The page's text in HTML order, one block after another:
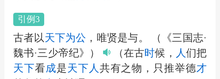
引例3
古者以天下为公 ，唯贤是与。
（《三国志·
魏书·三少帝纪》）
（在古时候， 人们把
天下看成是天下 人 共有之物，只推举德才